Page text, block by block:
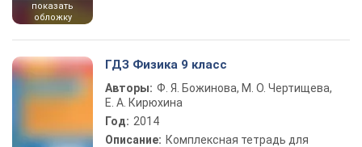
показать
обложку
ГДЗ Физика 9 класс
Авторы: Ф. Я. Божинова, М. О. Чертищева,
Е. А. Кирюхина
Год: 2014
Описание: Комплексная тетрадь для